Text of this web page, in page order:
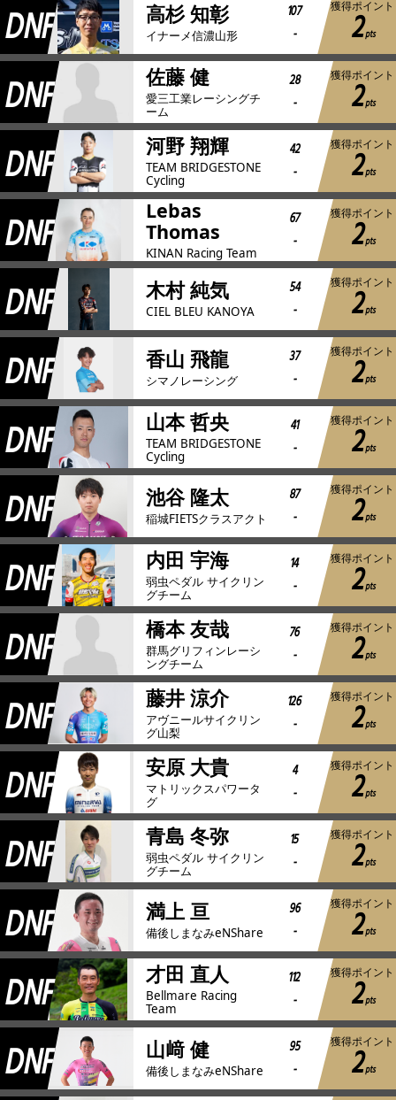
DNF 高杉 知彰
イナーメ信濃山形
107
-
獲得ポイント
2pts
DNF 佐藤 健
愛三工業レーシングチ
ーム
28
-
獲得ポイント
2pts
DNF 河野 翔輝
TEAM BRIDGESTONE
Cycling
42
-
獲得ポイント
2pts
DNF
Lebas
Thomas
KINAN Racing Team
67
-
獲得ポイント
2pts
DNF 木村 純気
CIEL BLEU KANOYA
54
-
獲得ポイント
2pts
DNF 香山 飛龍
シマノレーシング
37
-
獲得ポイント
2pts
DNF 山本 哲央
TEAM BRIDGESTONE
Cycling
41
-
獲得ポイント
2pts
DNF 池谷 隆太
稲城FIETSクラスアクト
87
-
獲得ポイント
2pts
DNF 内田 宇海
弱虫ペダル サイクリン
グチーム
14
-
獲得ポイント
2pts
DNF 橋本 友哉
群馬グリフィンレーシ
ングチーム
76
-
獲得ポイント
2pts
DNF 藤井 涼介
アヴニールサイクリン
グ山梨
126
-
獲得ポイント
2pts
DNF 安原 大貴
マトリックスパワータ
グ
4
-
獲得ポイント
2pts
DNF 青島 冬弥
弱虫ペダル サイクリン
グチーム
15
-
獲得ポイント
2pts
DNF 満上 亘
備後しまなみeNShare
96
-
獲得ポイント
2pts
DNF 才田 直人
Bellmare Racing
Team
112
-
獲得ポイント
2pts
DNF 山﨑 健
備後しまなみeNShare
95
-
獲得ポイント
2pts